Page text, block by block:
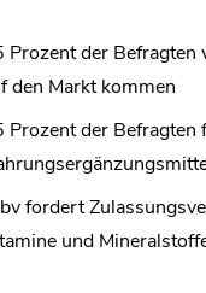
Prozent der Befragten
den Markt kommen
Prozent der Befragten
fordert
und